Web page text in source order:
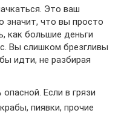
Это ваш
значит, что вы просто
как большие деньги
Вы слишком брезгливы
идти, не разбирая
Если в грязи
пиявки, прочие